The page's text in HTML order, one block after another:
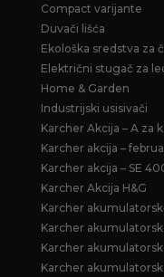
Compact varijante
Duvači lišća
Ekološka sredstva za
Električni stugač za
Home & Garden
Industrijski usisivači
Karcher Akcija – A za
Karcher akcija –
Karcher akcija – SE
Karcher Akcija H&G
Karcher
Karcher
Karcher
Karcher